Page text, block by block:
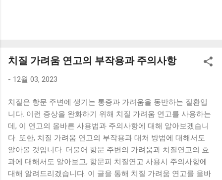
혜택을 놓치지 마세요. 다양한 할인 혜택과 빠른배송 혜택을 놓
치지 않도록 먼저 확인해보세요. 추가할인 확인하기 상품 하나
시죠? 특히 블루투스키보드 같은 상품을 고를 때는 더 고민이
많을 수 밖에 없습니다. 다양한 상품들을 상세스펙 과 가격 을
꼼꼼히 비교해서 구매하실 수 있도록 순위 추천 해드릴게요. 특
가상품 보러가기 추천상품 Best 유니콘 멀티페어링 스마트폰
태블릿 거치형 저소음 블루투스 키보드, BK-500SB, 일반형, 블
랙 유니콘 멀티페어링 스마트폰 태...
치질 가려움 연고의 부작용과 주의사항
- 12월 03, 2023
치질은 항문 주변에 생기는 통증과 가려움을 동반하는 질환입
니다. 이런 증상을 완화하기 위해 치질 가려움 연고를 사용하는
데, 이 연고의 올바른 사용법과 주의사항에 대해 알아보겠습니
다. 또한, 치질 가려움 연고의 부작용과 대처 방법에 대해서도
알아볼 것입니다. 더불어 항문 주변의 가려움과 치질연고의 효
과에 대해서도 알아보고, 항문피 치질연고 사용시 주의사항에
대해 알려드리겠습니다. 이 글을 통해 치질 가려움 연고를 올바